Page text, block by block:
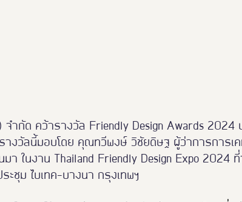
จำกัด คว้ารางวัล Friendly Design Awards 2024
างวัลนี้มอบโดย คุณทวีพงษ์ วิชัยดิษฐ ผู้ว่าการการเค
า ในงาน Thailand Friendly Design Expo 2024
ะชุม ไบเทค-บางนา กรุงเทพฯ